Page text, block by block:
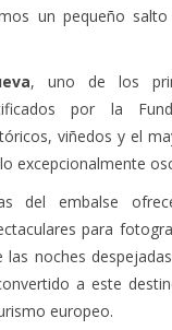
un pequeño
, uno de los
por la
viñedos y el
excepcionalmente
del embalse
para
las noches
a este
europeo.